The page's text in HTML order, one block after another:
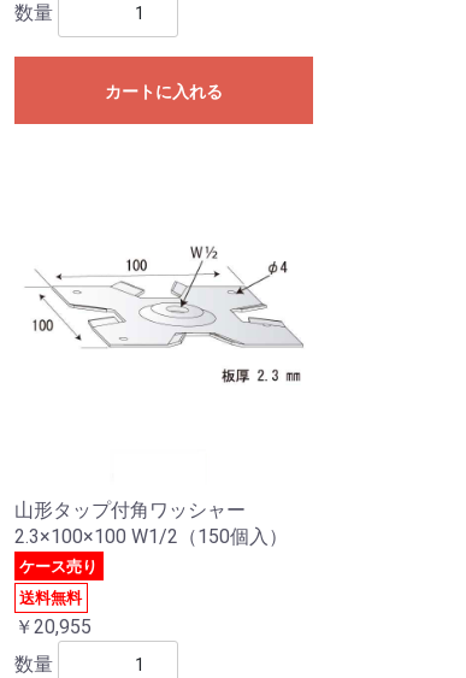
数量
カートに入れる
山形タップ付角ワッシャー
2.3×100×100 W1/2（150個入）
ケース売り
送料無料
￥20,955
数量